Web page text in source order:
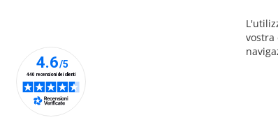
Copyright © 2025 XFARMA. All rights reserved.
vostra